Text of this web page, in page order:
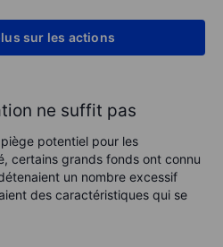
sur les actions
ne suffit pas
potentiel pour les
certains grands fonds ont connu
un nombre excessif
des caractéristiques qui se